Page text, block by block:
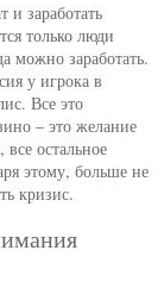
и заработать
только люди
можно заработать.
у игрока в
Все это
– это желание
остальное
этому, больше не
кризис.